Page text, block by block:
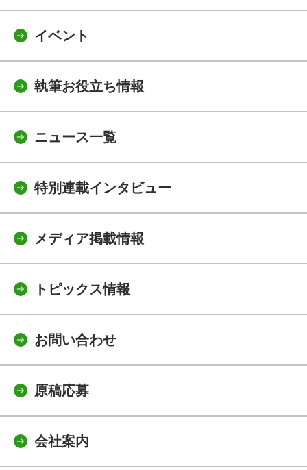
イベント
執筆お役立ち情報
ニュース一覧
特別連載インタビュー
メディア掲載情報
トピックス情報
お問い合わせ
原稿応募
会社案内